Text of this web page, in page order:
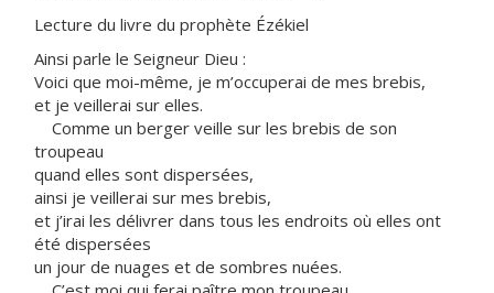
Lecture du livre du prophète Ézékiel
Ainsi parle le Seigneur Dieu :
Voici que moi-même, je m’occuperai de mes brebis,
et je veillerai sur elles.
Comme un berger veille sur les brebis de son
troupeau
quand elles sont dispersées,
ainsi je veillerai sur mes brebis,
et j’irai les délivrer dans tous les endroits où elles ont
été dispersées
un jour de nuages et de sombres nuées.